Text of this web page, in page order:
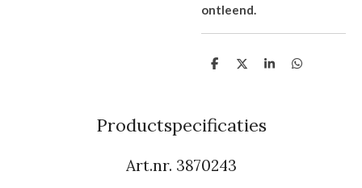
ontleend.
D
n
D
S
D
Productspecificaties
Art.nr. 3870243